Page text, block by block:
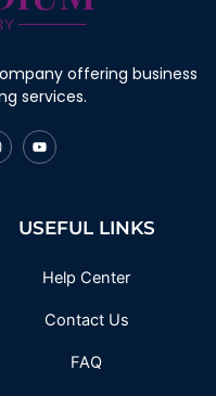
offering business
services.
Y
o
e
USEFUL LINKS
Help Center
Contact Us
FAQ